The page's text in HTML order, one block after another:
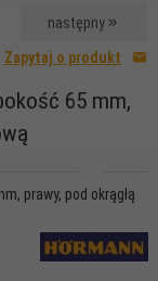
następny
Zapytaj o produkt
65 mm,